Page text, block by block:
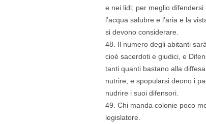
e nei lidi; per meglio
l’acqua salubre e l’aria e la
si devono considerare.
48. Il numero degli abitanti
cioè sacerdoti e giudici, e
tanti quanti bastano alla
nutrire; e spopularsi deono i
nudrire i suoi difensori.
49. Chi manda colonie poco
legislatore.